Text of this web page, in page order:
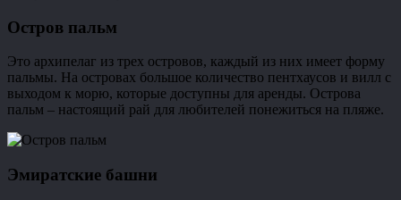
Остров пальм
Это архипелаг из трех островов, каждый из них имеет форму
пальмы. На островах большое количество пентхаусов и вилл с
выходом к морю, которые доступны для аренды. Острова
пальм – настоящий рай для любителей понежиться на пляже.
Эмиратские башни